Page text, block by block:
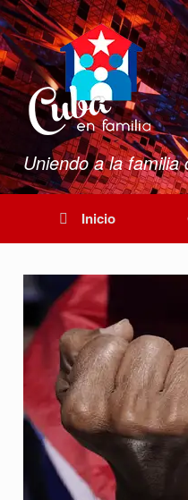
Uniendo a la familia
Inicio